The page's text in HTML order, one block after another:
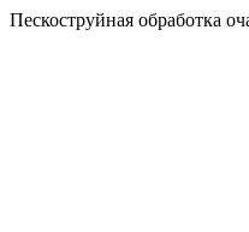
Пескоструйная обработка